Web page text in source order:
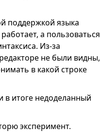
поддержкой языка
а пользоваться
Из-за
не были видны,
в какой строке
в итоге недоделанный
эксперимент.